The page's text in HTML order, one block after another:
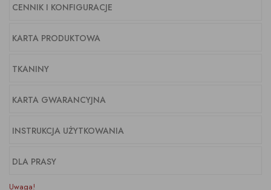
CENNIK I KONFIGURACJE
KARTA PRODUKTOWA
TKANINY
KARTA GWARANCYJNA
INSTRUKCJA UŻYTKOWANIA
DLA PRASY
Uwaga!